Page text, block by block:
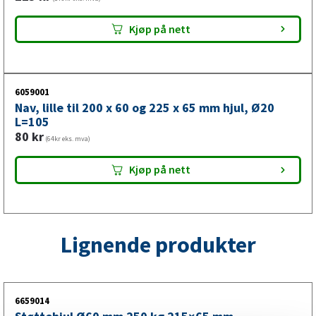
Kjøp på nett
6059001
Nav, lille til 200 x 60 og 225 x 65 mm hjul, Ø20
L=105
80 kr (64kr eks. mva)
Kjøp på nett
Lignende produkter
6659014